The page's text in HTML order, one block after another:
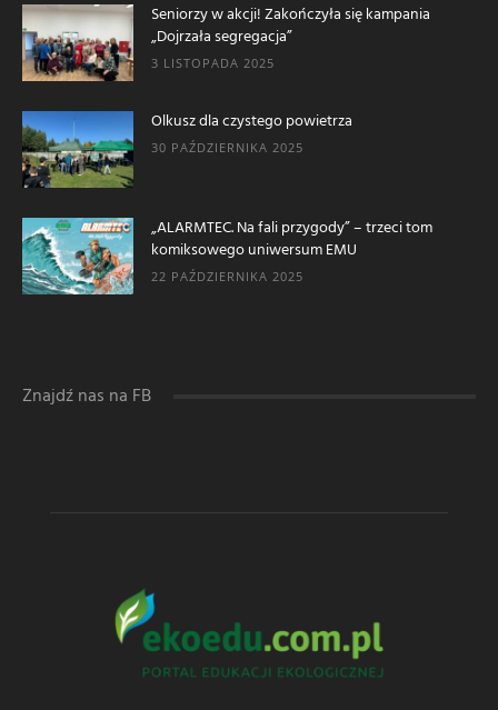
Seniorzy w akcji! Zakończyła się kampania
„Dojrzała segregacja”
3 LISTOPADA 2025
Olkusz dla czystego powietrza
30 PAŹDZIERNIKA 2025
„ALARMTEC. Na fali przygody” – trzeci tom
komiksowego uniwersum EMU
22 PAŹDZIERNIKA 2025
Znajdź nas na FB